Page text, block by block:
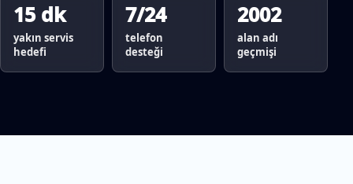
15 dk
yakın servis
hedefi
7/24
telefon
desteği
2002
alan adı
geçmişi